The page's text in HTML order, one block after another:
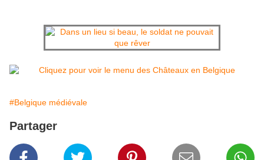
#Belgique médiévale
Partager